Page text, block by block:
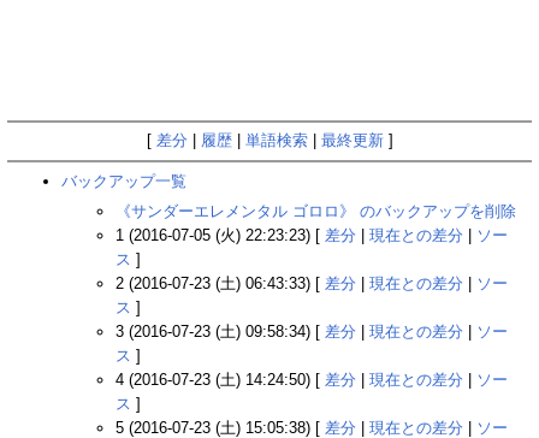
[ 差分 履歴| 単語検索| 最終更新]
バックアップ一覧
《サンダーエレメンタル ゴロロ》 のバックアップを削除
1 (2016-07-05 (火) 22:23:23) [ 差分 現在との差分
ソー
ス ]
2 (2016-07-23 (土) 06:43:33) [ 差分 現在との差分
ソー
ス ]
3 (2016-07-23 (土) 09:58:34) [ 差分 現在との差分
ソー
ス ]
4 (2016-07-23 (土) 14:24:50) [ 差分 現在との差分
ソー
ス ]
5 (2016-07-23 (土) 15:05:38) [ 差分 現在との差分
ソー